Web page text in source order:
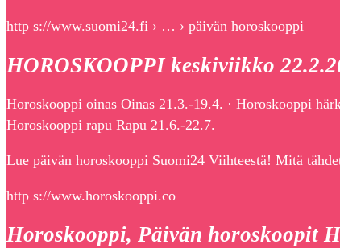
http s://www.suomi24.fi › … › päivän horoskooppi
HOROSKOOPPI keskiviikko
Horoskooppi oinas Oinas 21.3.-19.4. · Horoskooppi
Horoskooppi rapu Rapu 21.6.-22.7.
Lue päivän horoskooppi Suomi24 Viihteestä! Mitä
http s://www.horoskooppi.co
Horoskooppi, Päivän horoskoopit